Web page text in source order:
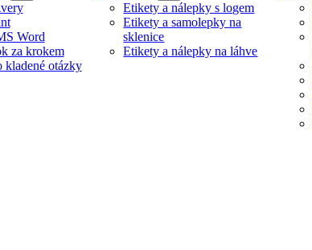
Word
za krokem
kladené otázky
Etikety a nálepky s logem
Etikety a samolepky na
sklenice
Etikety a nálepky na láhve